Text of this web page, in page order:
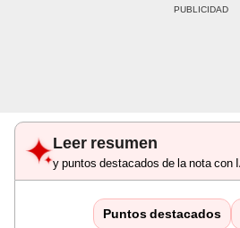
Leer resumen
y puntos destacados de la nota con
Puntos destacados